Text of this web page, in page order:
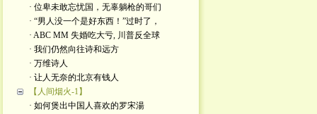
· 位卑未敢忘忧国，无辜躺枪的哥们
· “男人没一个是好东西！”过时了，
· ABC MM 失婚吃大亏, 川普反全球
· 我们仍然向往诗和远方
· 万维诗人
· 让人无奈的北京有钱人
【人间烟火-1】
· 如何煲出中国人喜欢的罗宋湯